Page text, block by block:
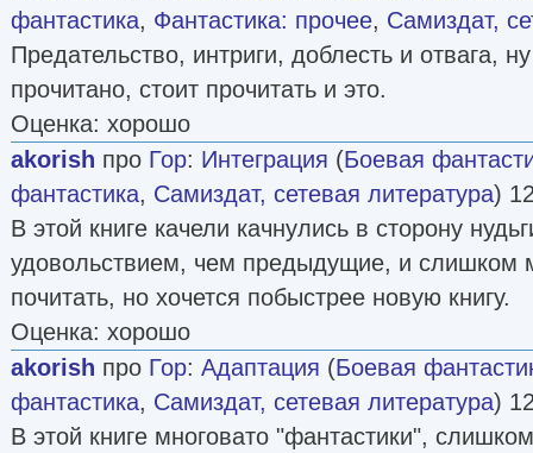
фантастика, Фантастика: прочее, Самиздат,
Предательство, интриги, доблесть и отвага,
прочитано, стоит прочитать и это.
Оценка: хорошо
akorish про Гор: Интеграция (Боевая
фантастика, Самиздат, сетевая литература)
В этой книге качели качнулись в сторону
удовольствием, чем предыдущие, и слишком
почитать, но хочется побыстрее новую книгу.
Оценка: хорошо
akorish про Гор: Адаптация (Боевая
фантастика, Самиздат, сетевая литература)
В этой книге многовато "фантастики",